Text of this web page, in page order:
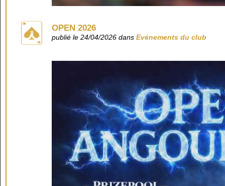
OPEN 2026
publié le 24/04/2026 dans Evénements du club